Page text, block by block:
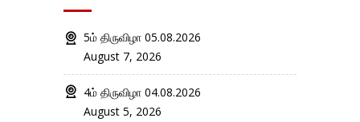
5ம் திருவிழா 05.08.2026
August 7, 2026
4ம் திருவிழா 04.08.2026
August 5, 2026